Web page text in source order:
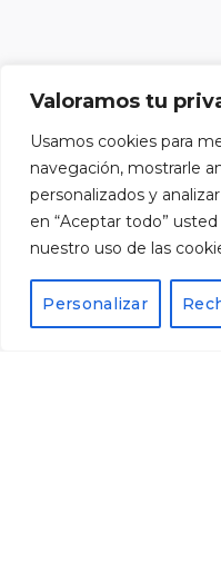
Valoramos tu
Usamos cookies para
navegación, mostrarle
personalizados y
en “Aceptar todo”
nuestro uso de las
Personalizar
Calvari 22, 43786
Batea, Tarragona
Tel: 977430109